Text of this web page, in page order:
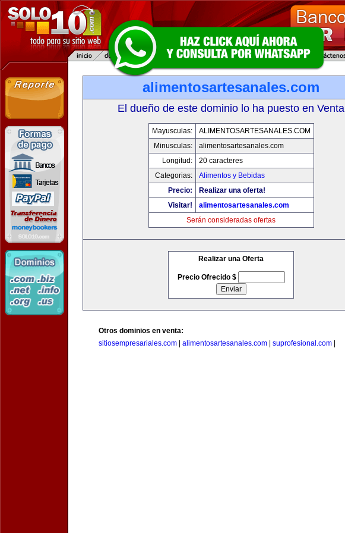
alimentosartesanales.com
El dueño de este dominio lo ha puesto en Venta
Mayusculas:
ALIMENTOSARTESANALES.COM
Minusculas:
alimentosartesanales.com
Longitud:
20 caracteres
Categorias:
Alimentos y Bebidas
Precio:
Realizar una oferta!
Visitar!
alimentosartesanales.com
Serán consideradas ofertas
Realizar una Oferta
Precio Ofrecido $
Otros dominios en venta:
sitiosempresariales.com
alimentosartesanales.com suprofesional.com